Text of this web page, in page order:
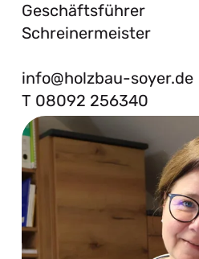
Geschäftsführer
Schreinermeister
info@holzbau-soyer.de
T 08092 256340